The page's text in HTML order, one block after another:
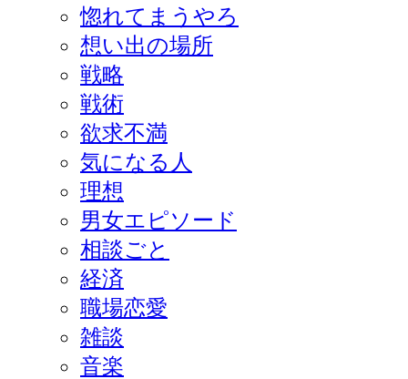
惚れてまうやろ
想い出の場所
戦略
戦術
欲求不満
気になる人
理想
男女エピソード
相談ごと
経済
職場恋愛
雑談
音楽